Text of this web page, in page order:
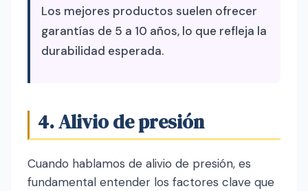
Los mejores productos suelen ofrecer
garantías de 5 a 10 años, lo que refleja la
durabilidad esperada.
4. Alivio de presión
Cuando hablamos de alivio de presión, es
fundamental entender los factores clave que